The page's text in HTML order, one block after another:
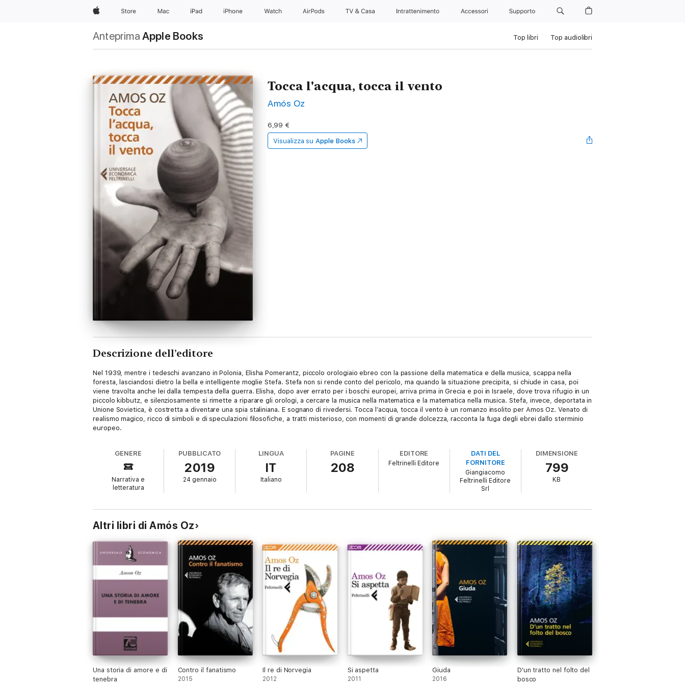
AppleStore Mac iPad iPhone Watch AirPods TV & Casa Intrattenimento Accessori Supporto
Anteprima Apple Books Top libri Top audiolibri
Tocca l'acqua, tocca il vento
Amós Oz
6,99 €
Visualizza su Apple Books
Descrizione dell’editore
Nel 1939, mentre i tedeschi avanzano in Polonia, Elisha Pomerantz, piccolo orologiaio ebreo con la passione della matematica e della musica, scappa nella
foresta, lasciandosi dietro la bella e intelligente moglie Stefa. Stefa non si rende conto del pericolo, ma quando la situazione precipita, si chiude in casa, poi
viene travolta anche lei dalla tempesta della guerra. Elisha, dopo aver errato per i boschi europei, arriva prima in Grecia e poi in Israele, dove trova rifugio in un
piccolo kibbutz, e silenziosamente si rimette a riparare gli orologi, a cercare la musica nella matematica e la matematica nella musica. Stefa, invece, deportata in
Unione Sovietica, è costretta a diventare una spia staliniana. E sognano di rivedersi. Tocca l’acqua, tocca il vento è un romanzo insolito per Amos Oz. Venato di
realismo magico, ricco di simboli e di speculazioni filosofiche, a tratti misterioso, con momenti di grande dolcezza, racconta la fuga degli ebrei dallo sterminio
europeo.
GENERE
Narrativa e
letteratura
PUBBLICATO
2019
24 gennaio
LINGUA
IT
Italiano
PAGINE
208
EDITORE
Feltrinelli Editore
DATI DEL
FORNITORE
Giangiacomo
Feltrinelli Editore
Srl
DIMENSIONE
799
KB
Altri libri di Amós Oz
Una storia di amore e di
tenebra
Contro il fanatismo
2015
Il re di Norvegia
2012
Si aspetta
2011
Giuda
2016
D'un tratto nel folto del
bosco